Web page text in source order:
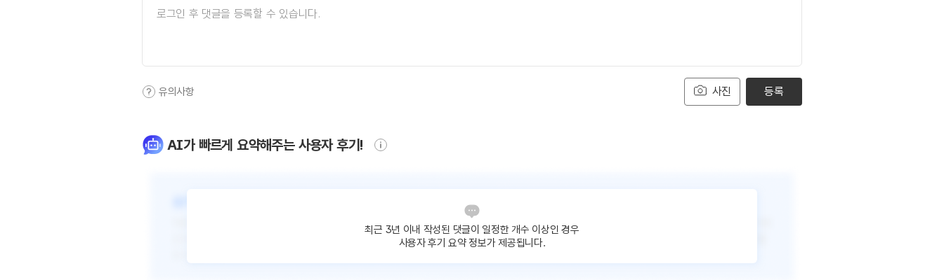
사진
유의사항 등록
AI가 빠르게 요약해주는 사용자 후기!
최근 3년 이내 작성된 댓글이 일정한 개수 이상인 경우
사용자 후기 요약 정보가 제공됩니다.